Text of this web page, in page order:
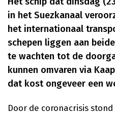
in het Suezkanaal
het internationaal
schepen liggen aan
te wachten tot de
kunnen omvaren via
dat kost ongeveer een
Door de coronacrisis